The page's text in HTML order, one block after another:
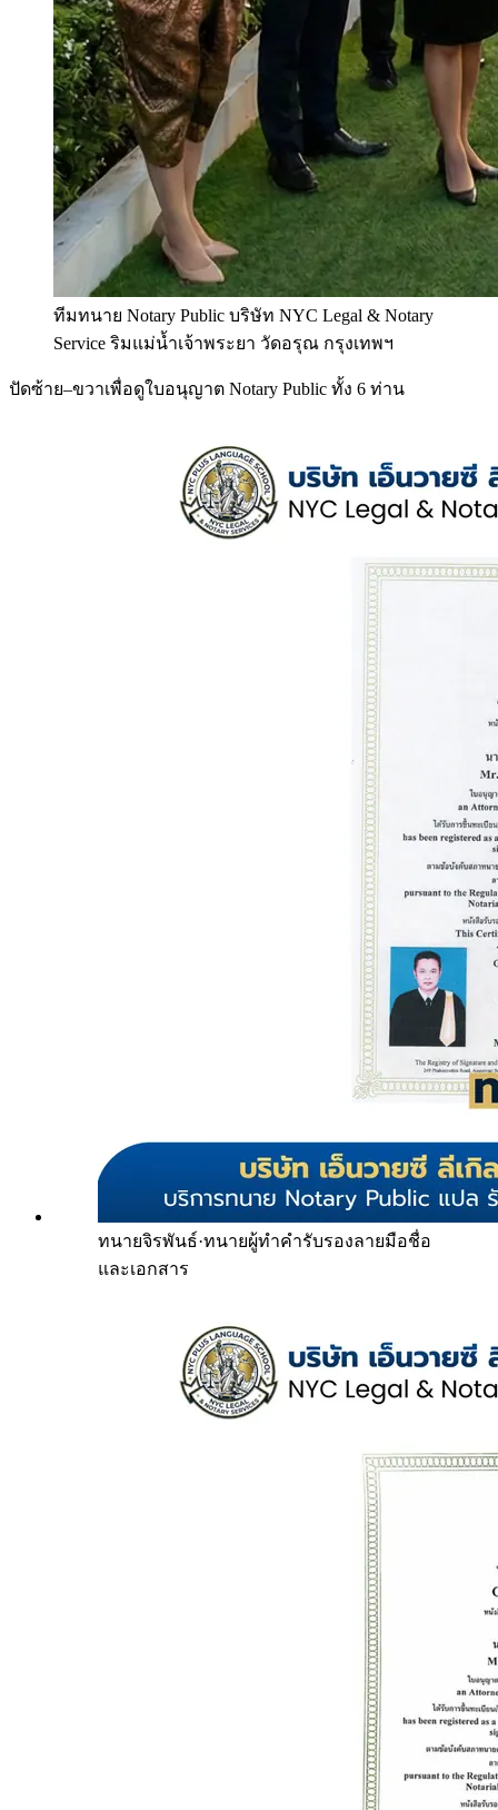
ทีมทนาย Notary Public บริษัท NYC Legal & Notary
Service ริมแม่น้ำเจ้าพระยา วัดอรุณ กรุงเทพฯ
ปัดซ้าย–ขวาเพื่อดูใบอนุญาต Notary Public ทั้ง 6 ท่าน
ทนายจิรพันธ์·ทนายผู้ทำคำรับรองลายมือชื่อ
และเอกสาร